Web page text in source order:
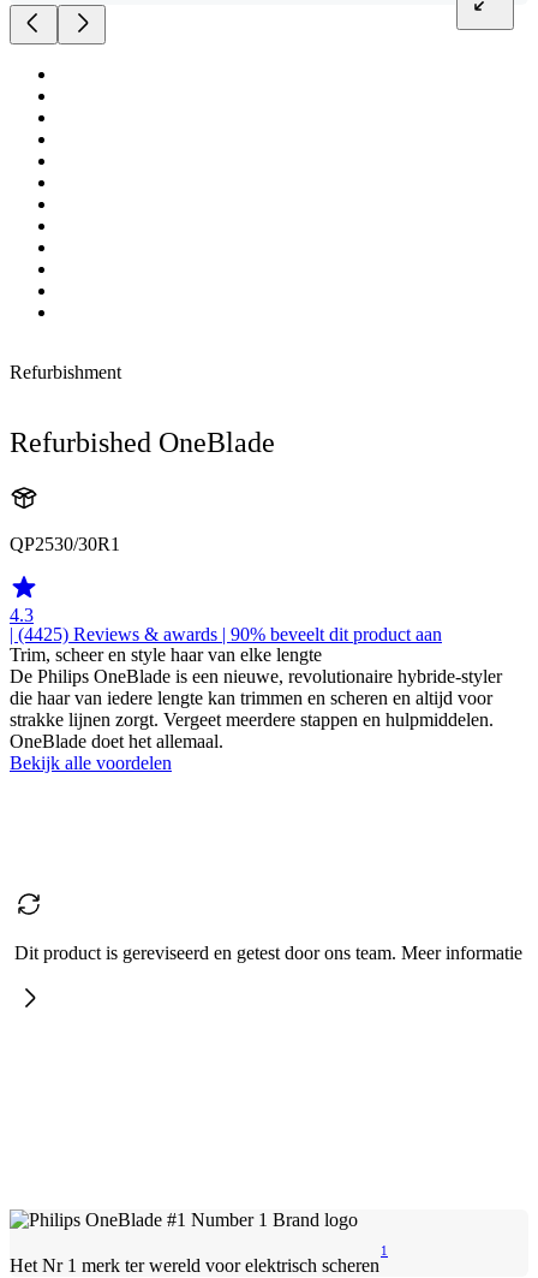
Refurbishment
Refurbished OneBlade
QP2530/30R1
4.3
| (4425) Reviews & awards | 90% beveelt dit product aan
Trim, scheer en style haar van elke lengte
De Philips OneBlade is een nieuwe, revolutionaire hybride-styler
die haar van iedere lengte kan trimmen en scheren en altijd voor
strakke lijnen zorgt. Vergeet meerdere stappen en hulpmiddelen.
OneBlade doet het allemaal.
Bekijk alle voordelen
Dit product is gereviseerd en getest door ons team. Meer informatie
Het Nr 1 merk ter wereld voor elektrisch scheren
1